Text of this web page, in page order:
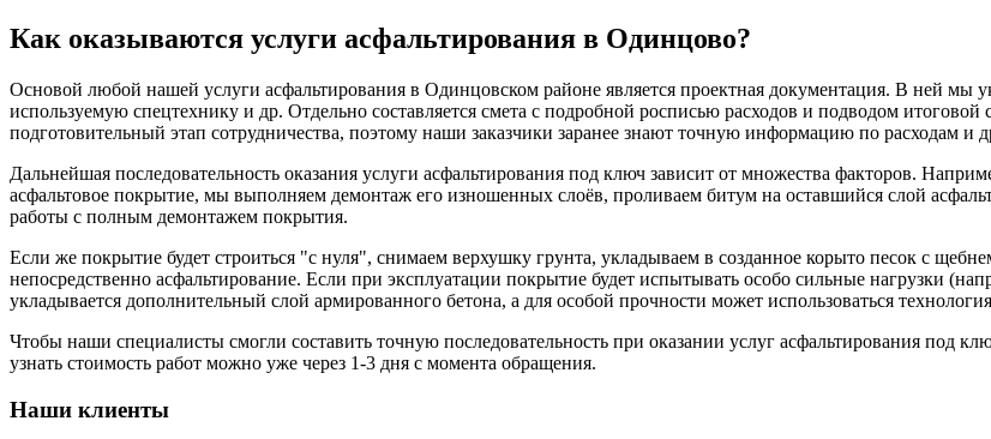
Как оказываются услуги асфальтирования в Одинцово?
Основой любой нашей услуги асфальтирования в Одинцовском районе является проектная документация. В ней мы
используемую спецтехнику и др. Отдельно составляется смета с подробной росписью расходов и подводом
подготовительный этап сотрудничества, поэтому наши заказчики заранее знают точную информацию по расходам и
Дальнейшая последовательность оказания услуги асфальтирования под ключ зависит от множества факторов.
асфальтовое покрытие, мы выполняем демонтаж его изношенных слоёв, проливаем битум на оставшийся слой
работы с полным демонтажем покрытия.
Если же покрытие будет строиться "с нуля", снимаем верхушку грунта, укладываем в созданное корыто песок с
непосредственно асфальтирование. Если при эксплуатации покрытие будет испытывать особо сильные нагрузки
укладывается дополнительный слой армированного бетона, а для особой прочности может использоваться
Чтобы наши специалисты смогли составить точную последовательность при оказании услуг асфальтирования под
узнать стоимость работ можно уже через 1-3 дня с момента обращения.
Наши клиенты